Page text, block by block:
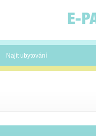
Najít ubytování